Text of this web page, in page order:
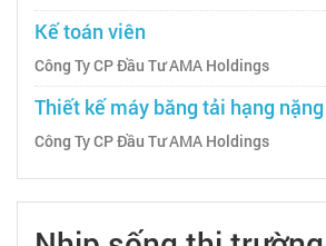
Kế toán viên
Công Ty CP Đầu Tư AMA Holdings
Thiết kế máy băng tải hạng nặng
Công Ty CP Đầu Tư AMA Holdings